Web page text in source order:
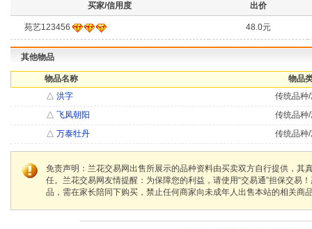
买家/信用度 出价
苑艺123456 48.0元
其他物品
物品名称
物品
△ 洪字
传统品种
△ 飞凤朝阳
传统品种
△ 万泰牡丹 传统品种
免责声明：兰花交易网出售所展示的品种资料由买卖双方自行提供，
任。兰花交易网友情提醒：为保障您的利益，请使用“交易通”担保交
品，需在家长陪同下购买，禁止任何商家向未成年人出售本站的相关商